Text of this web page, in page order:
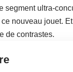
segment ultra-
nouveau jouet.
de contrastes.